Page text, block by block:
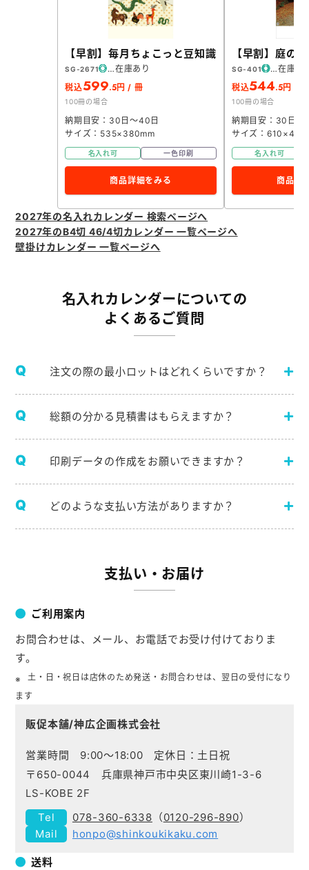
【早割】毎月ちょこっと豆知識
SG-2671
在庫あり
税込599.5円 / 冊
100冊の場合
納期目安：30日～40日
サイズ：535×380mm
名入れ可 一色印刷
商品詳細をみる
【早割】庭の心
SG-401
在庫あ
税込544.5円 /
100冊の場合
納期目安：30日～
サイズ：
名入れ可
商品詳
2027年の名入れカレンダー 検索ページへ
2027年のB4切 46/4切カレンダー 一覧ページへ
壁掛けカレンダー 一覧ページへ
名入れカレンダーについての
よくあるご質問
注文の際の最小ロットはどれくらいですか？
総額の分かる見積書はもらえますか？
印刷データの作成をお願いできますか？
どのような支払い方法がありますか？
支払い・お届け
ご利用案内
お問合わせは、メール、お電話でお受け付けておりま
す。
土・日・祝日は店休のため発送・お問合わせは、翌日の受付になり
ます
販促本舗/神広企画株式会社
営業時間 9:00～18:00 定休日：土日祝
〒650-0044 兵庫県神戸市中央区東川崎1-3-6
LS-KOBE 2F
078-360-6338 （0120-296-890）
honpo@shinkoukikaku.com
送料